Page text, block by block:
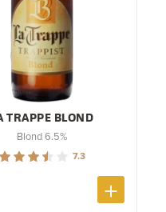
TRAPPE BLOND
Blond 6.5%
7.3